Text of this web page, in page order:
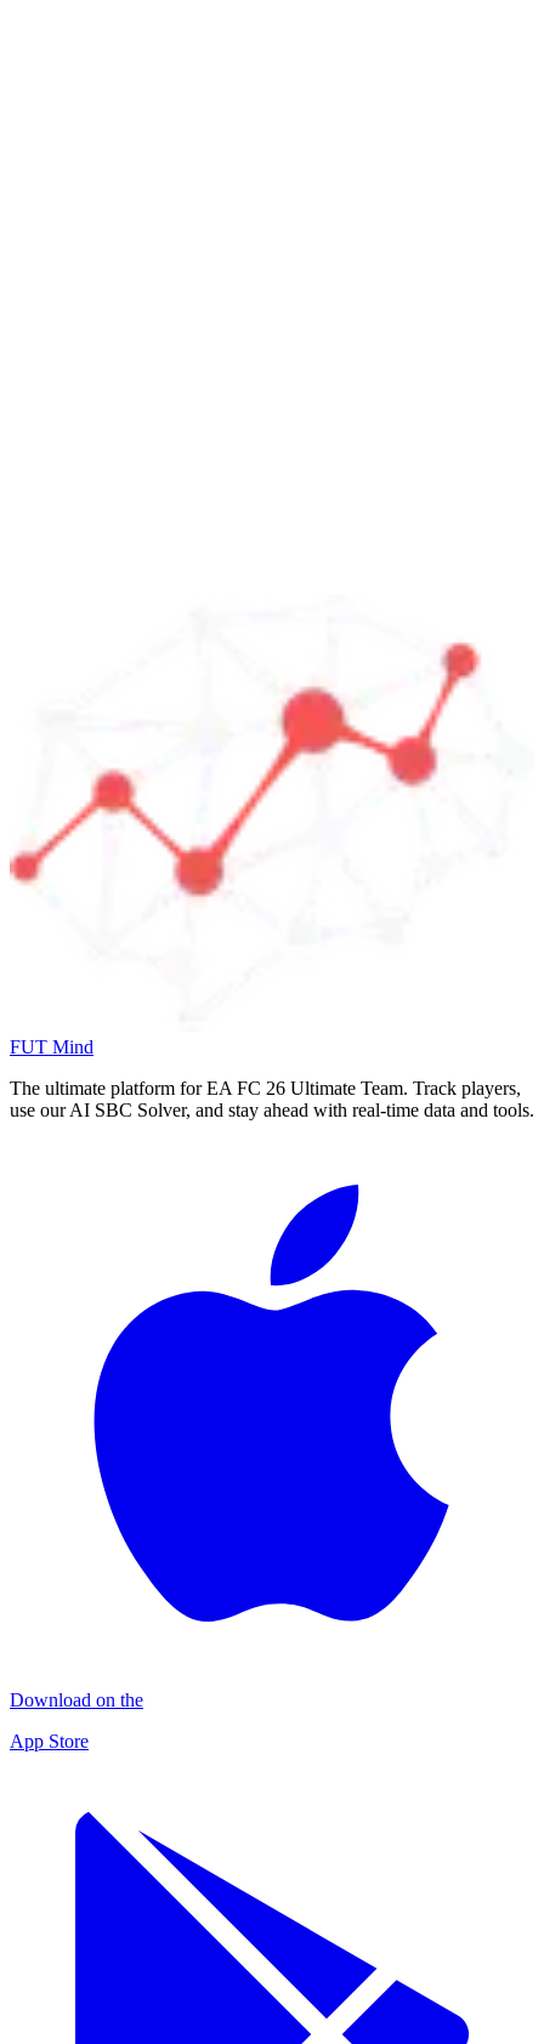
FUT Mind
The ultimate platform for EA FC 26 Ultimate Team. Track players,
use our AI SBC Solver, and stay ahead with real-time data and tools.
Download on the
App Store